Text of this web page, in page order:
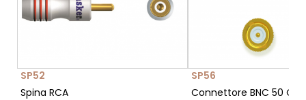
SP52
Spina RCA
SP56
Connettore BNC 50